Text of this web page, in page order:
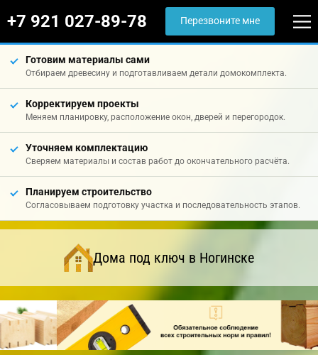
+7 921 027-89-78 Перезвоните мне
Готовим материалы сами
Отбираем древесину и подготавливаем детали домокомплекта.
Корректируем проекты
Меняем планировку, расположение окон, дверей и перегородок.
Уточняем комплектацию
Сверяем материалы и состав работ до окончательного расчёта.
Планируем строительство
Согласовываем подготовку участка и последовательность этапов.
Дома под ключ в Ногинске